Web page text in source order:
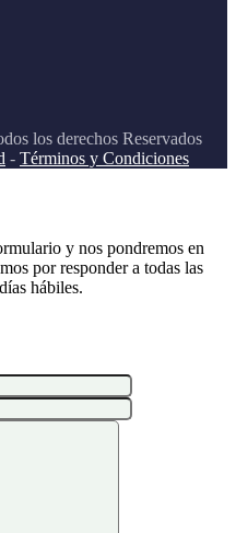
los derechos Reservados
- Términos y Condiciones
y nos pondremos en
por responder a todas las
hábiles.